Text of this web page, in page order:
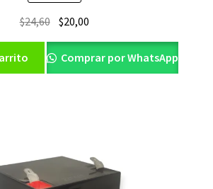
$24,60 El
precio
original
era:
$20,00
precio
actual
es:
Comprar por WhatsApp